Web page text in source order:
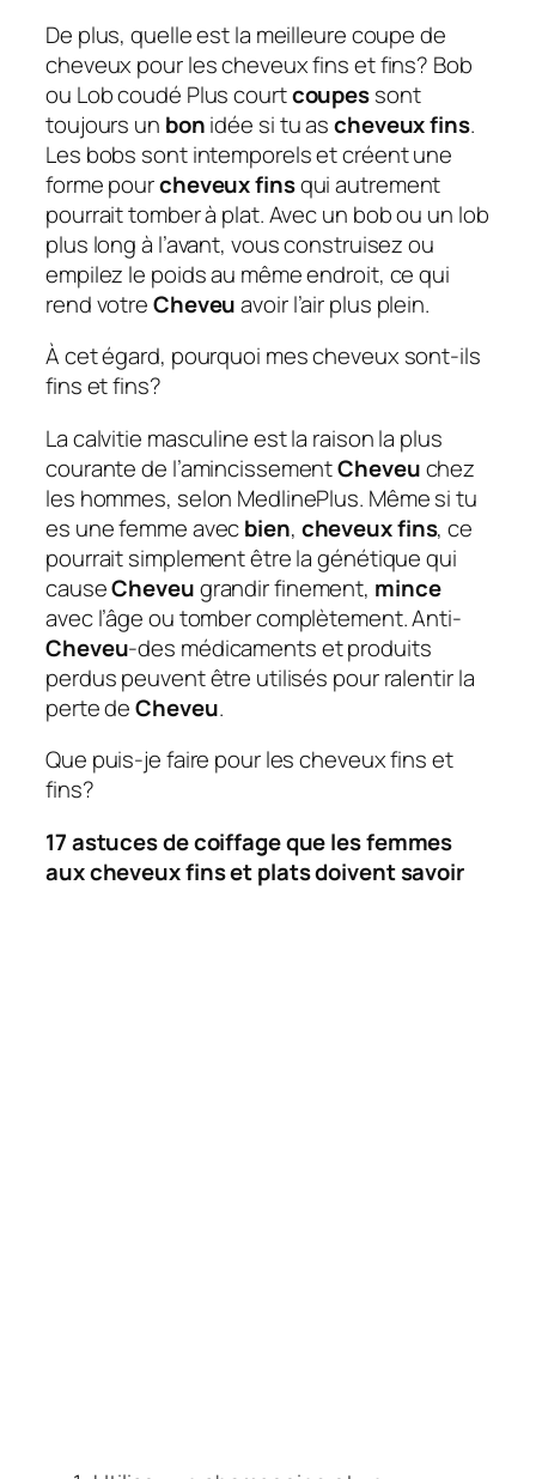
De plus, quelle est la meilleure coupe de
cheveux pour les cheveux fins et fins? Bob
ou Lob coudé Plus courtcoupessont
toujours un bonidée si tu ascheveux fins.
Les bobs sont intemporels et créent une
forme pourcheveux finsqui autrement
pourrait tomber à plat. Avec un bob ou un lob
plus long à l’avant, vous construisez ou
empilez le poids au même endroit, ce qui
rend votreCheveuavoir l’air plus plein.
À cet égard, pourquoi mes cheveux sont-ils
fins et fins?
La calvitie masculine est la raison la plus
courante de l’amincissementCheveuchez
les hommes, selon MedlinePlus. Même si tu
es une femme avecbien, cheveux fins, ce
pourrait simplement être la génétique qui
causeCheveugrandir finement, mince
avec l’âge ou tomber complètement. Anti-
Cheveu-des médicaments et produits
perdus peuvent être utilisés pour ralentir la
perte deCheveu.
Que puis-je faire pour les cheveux fins et
fins?
17 astuces de coiffage que les femmes
aux cheveux fins et plats doivent savoir